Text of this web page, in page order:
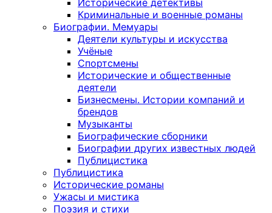
Исторические детективы
Криминальные и военные романы
Биографии. Мемуары
Деятели культуры и искусства
Учёные
Спортсмены
Исторические и общественные
деятели
Бизнесмены. Истории компаний и
брендов
Музыканты
Биографические сборники
Биографии других известных людей
Публицистика
Публицистика
Исторические романы
Ужасы и мистика
Поэзия и стихи